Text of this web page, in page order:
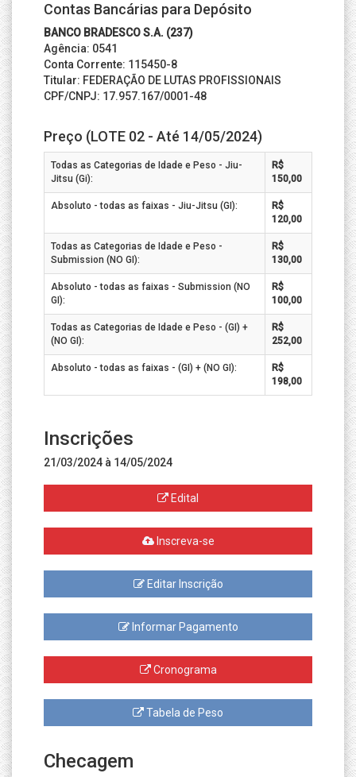
Contas Bancárias para Depósito
BANCO BRADESCO S.A. (237)
Agência: 0541
Conta Corrente: 115450-8
Titular: FEDERAÇÃO DE LUTAS PROFISSIONAIS
CPF/CNPJ: 17.957.167/0001-48
Preço (LOTE 02 - Até 14/05/2024)
Todas as Categorias de Idade e Peso - Jiu-
Jitsu (Gi):
R$
150,00
Absoluto - todas as faixas - Jiu-Jitsu (GI):
R$
120,00
Todas as Categorias de Idade e Peso -
Submission (NO GI):
R$
130,00
Absoluto - todas as faixas - Submission (NO
GI):
R$
100,00
Todas as Categorias de Idade e Peso - (GI) +
(NO GI):
R$
252,00
Absoluto - todas as faixas - (GI) + (NO GI):
R$
198,00
Inscrições
21/03/2024 à 14/05/2024
Edital
Inscreva-se
Editar Inscrição
Informar Pagamento
Cronograma
Tabela de Peso
Checagem